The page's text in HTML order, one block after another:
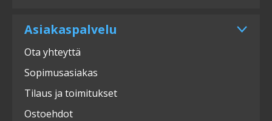
Asiakaspalvelu
Ota yhteyttä
Sopimusasiakas
Tilaus ja toimitukset
Ostoehdot